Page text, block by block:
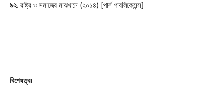
৯২. রাষ্ট্র ও সমাজের মাঝখানে (২০১৪) [পার্ল পাবলিকেসন্স]
বিশেষত্বঃ